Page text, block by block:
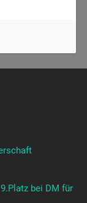
bei DM für